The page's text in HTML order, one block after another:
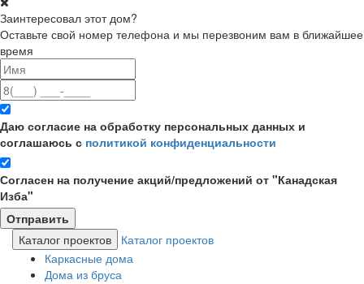
Заинтересовал этот дом?
Оставьте свой номер телефона и мы перезвоним вам в ближайшее
время
Даю согласие на обработку персональных данных и
соглашаюсь с политикой конфиденциальности
Согласен на получение акций/предложений от "Канадская
Изба"
Каталог проектов
Каталог проектов
Каркасные дома
Дома из бруса